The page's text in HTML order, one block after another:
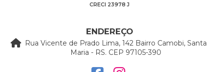
CRECI 23978 J
ENDEREÇO
Rua Vicente de Prado Lima, 142 Bairro Camobi, Santa
Maria - RS. CEP 97105-390